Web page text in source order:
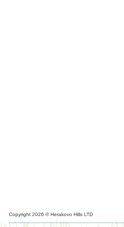
Copyright 2026 © Herakovo Hills LTD